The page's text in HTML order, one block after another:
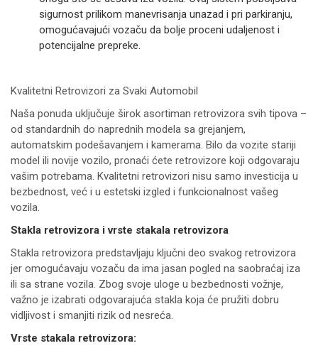
sigurnost prilikom manevrisanja unazad i pri parkiranju,
omogućavajući vozaču da bolje proceni udaljenost i
potencijalne prepreke.
Kvalitetni Retrovizori za Svaki Automobil
Naša ponuda uključuje širok asortiman retrovizora svih tipova –
od standardnih do naprednih modela sa grejanjem,
automatskim podešavanjem i kamerama. Bilo da vozite stariji
model ili novije vozilo, pronaći ćete retrovizore koji odgovaraju
vašim potrebama. Kvalitetni retrovizori nisu samo investicija u
bezbednost, već i u estetski izgled i funkcionalnost vašeg
vozila.
Stakla retrovizora i vrste stakala retrovizora
Stakla retrovizora predstavljaju ključni deo svakog retrovizora
jer omogućavaju vozaču da ima jasan pogled na saobraćaj iza
ili sa strane vozila. Zbog svoje uloge u bezbednosti vožnje,
važno je izabrati odgovarajuća stakla koja će pružiti dobru
vidljivost i smanjiti rizik od nesreća.
Vrste stakala retrovizora: